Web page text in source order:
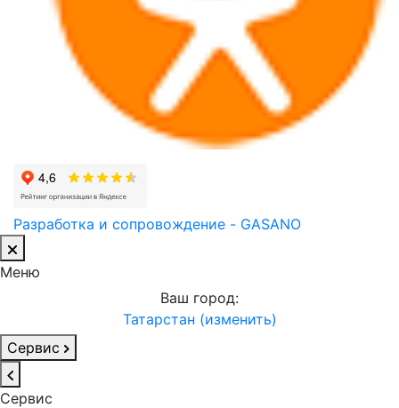
Разработка и сопровождение - GASANO
Меню
Ваш город:
Татарстан (изменить)
Сервис
Сервис